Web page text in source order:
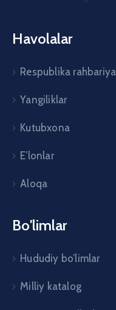
Havolalar
Respublika
Yangiliklar
Kutubxona
E’lonlar
Aloqa
Bo'limlar
Hududiy bo’limlar
Milliy katalog